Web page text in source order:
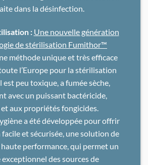
dans la désinfection.
: Une nouvelle génération
de stérilisation Fumithor™
méthode unique et très efficace
l’Europe pour la stérilisation
est peu toxique, a fumée sèche,
avec un puissant bactéricide,
aux propriétés fongicides.
a été développée pour offrir
et sécurisée, une solution de
performance, qui permet un
des sources de